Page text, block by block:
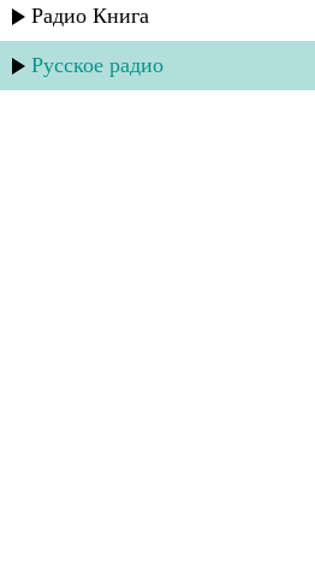
Радио Книга
Русское радио
Ринат Каримов - Я не хочу